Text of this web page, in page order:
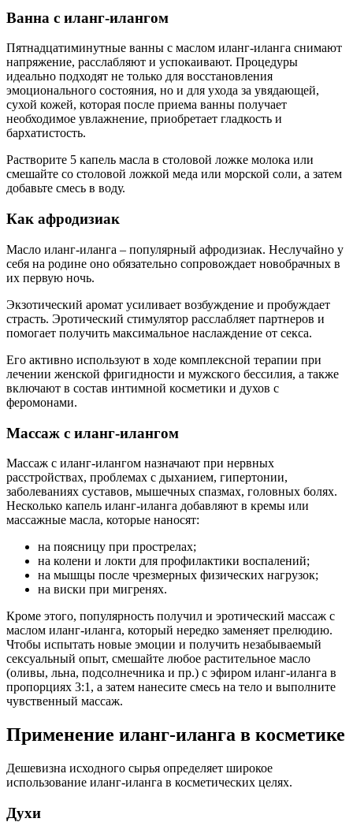
Ванна с иланг-илангом
Пятнадцатиминутные ванны с маслом иланг-иланга снимают
напряжение, расслабляют и успокаивают. Процедуры
идеально подходят не только для восстановления
эмоционального состояния, но и для ухода за увядающей,
сухой кожей, которая после приема ванны получает
необходимое увлажнение, приобретает гладкость и
бархатистость.
Растворите 5 капель масла в столовой ложке молока или
смешайте со столовой ложкой меда или морской соли, а затем
добавьте смесь в воду.
Как афродизиак
Масло иланг-иланга – популярный афродизиак. Неслучайно у
себя на родине оно обязательно сопровождает новобрачных в
их первую ночь.
Экзотический аромат усиливает возбуждение и пробуждает
страсть. Эротический стимулятор расслабляет партнеров и
помогает получить максимальное наслаждение от секса.
Его активно используют в ходе комплексной терапии при
лечении женской фригидности и мужского бессилия, а также
включают в состав интимной косметики и духов с
феромонами.
Массаж с иланг-илангом
Массаж с иланг-илангом назначают при нервных
расстройствах, проблемах с дыханием, гипертонии,
заболеваниях суставов, мышечных спазмах, головных болях.
Несколько капель иланг-иланга добавляют в кремы или
массажные масла, которые наносят:
на поясницу при прострелах;
на колени и локти для профилактики воспалений;
на мышцы после чрезмерных физических нагрузок;
на виски при мигренях.
Кроме этого, популярность получил и эротический массаж с
маслом иланг-иланга, который нередко заменяет прелюдию.
Чтобы испытать новые эмоции и получить незабываемый
сексуальный опыт, смешайте любое растительное масло
(оливы, льна, подсолнечника и пр.) с эфиром иланг-иланга в
пропорциях 3:1, а затем нанесите смесь на тело и выполните
чувственный массаж.
Применение иланг-иланга в косметике
Дешевизна исходного сырья определяет широкое
использование иланг-иланга в косметических целях.
Духи